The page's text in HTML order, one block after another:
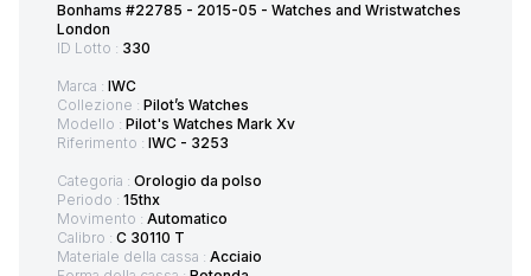
Bonhams #22785 - 2015-05 - Watches and Wristwatches
London
ID Lotto : 330
Marca : IWC
Collezione : Pilot’s Watches
Modello : Pilot's Watches Mark Xv
Riferimento : IWC - 3253
Categoria : Orologio da polso
Periodo : 15thx
Movimento : Automatico
Calibro : C 30110 T
Materiale della cassa : Acciaio